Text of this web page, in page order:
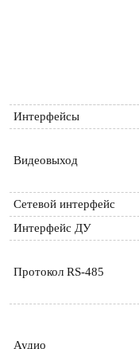
Интерфейсы
Видеовыход
Сетевой интерфейс
Интерфейс ДУ
Протокол RS-485
Аудио